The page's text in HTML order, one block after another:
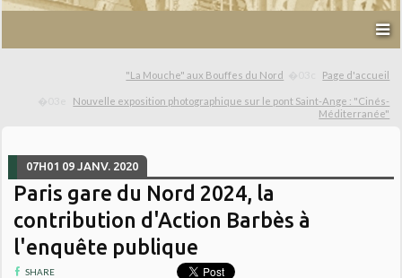
"La Mouche" aux Bouffes du Nord Page d'accueil
Nouvelle exposition photographique sur le pont Saint-Ange : "Cinés-
Méditerranée"
07H01 09 JANV. 2020
Paris gare du Nord 2024, la
contribution d'Action Barbès à
l'enquête publique
SHARE